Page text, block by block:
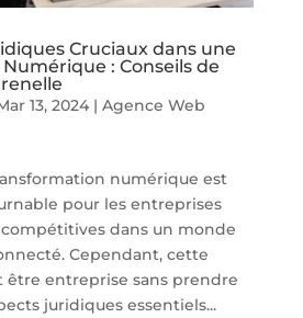
Cruciaux dans une
: Conseils de
13, 2024| Agence Web
numérique est
pour les entreprises
dans un monde
Cependant, cette
être entreprise sans prendre
juridiques essentiels...